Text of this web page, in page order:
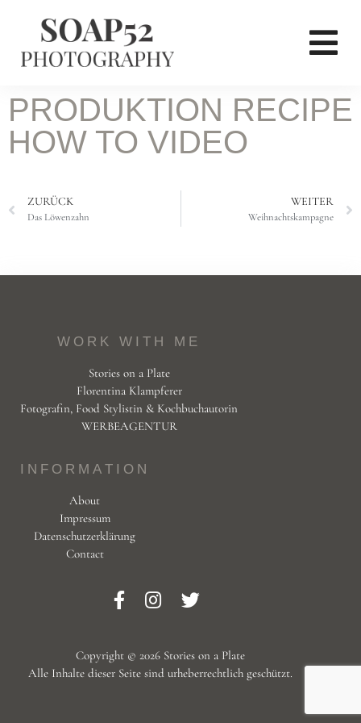
PRODUKTION RECIPE
HOW TO VIDEO
ZURÜCK
Das Löwenzahn
WEITER
Weihnachtskampagne
WORK WITH ME
Stories on a Plate
Florentina Klampferer
Fotografin, Food Stylistin & Kochbuchautorin
WERBEAGENTUR
INFORMATION
About
Impressum
Datenschutzerklärung
Contact
Copyright © 2026 Stories on a Plate
Alle Inhalte dieser Seite sind urheberrechtlich geschützt.